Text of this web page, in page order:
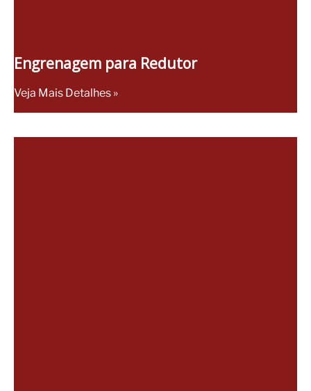
Engrenagem para Redutor
Veja Mais Detalhes »